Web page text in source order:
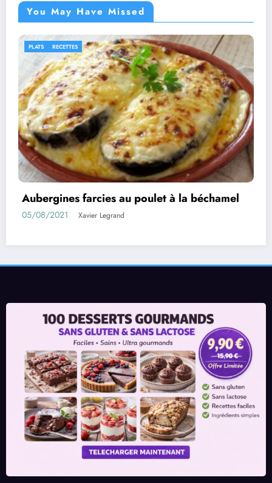
You May Have Missed
IDÉES RECETTES RECETTES
Rouleaux d’aubergines farcies
01/08/2021